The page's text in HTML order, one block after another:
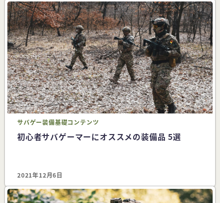
サバゲー装備基礎コンテンツ
初心者サバゲーマーにオススメの装備品 5選
2021年12月6日